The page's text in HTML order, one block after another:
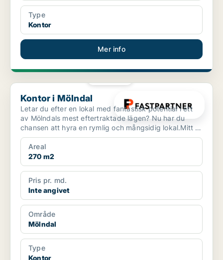
Type
Kontor
Mer info
Kontor i Mölndal
Kontor i Mölndal
Letar du efter en lokal med fantastisk potential i ett
av Mölndals mest eftertraktade lägen? Nu har du
chansen att hyra en rymlig och mångsidig lokal.Mitt i
...
Areal
270 m2
Pris pr. md.
Inte angivet
Område
Mölndal
Type
Kontor